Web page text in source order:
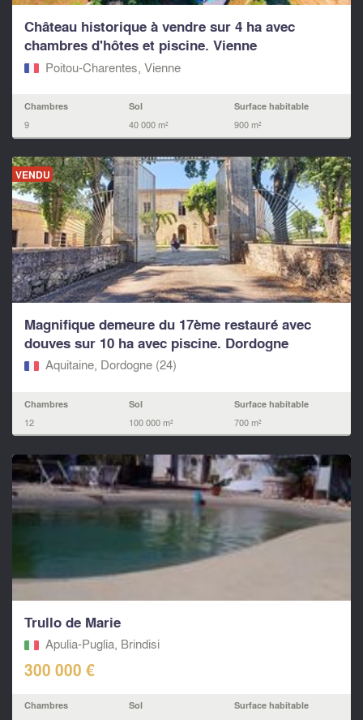
Château historique à vendre sur 4 ha avec
chambres d'hôtes et piscine. Vienne
Poitou-Charentes, Vienne
Chambres
9
Sol
40 000 m²
Surface habitable
900 m²
VENDU
Magnifique demeure du 17ème restauré avec
douves sur 10 ha avec piscine. Dordogne
Aquitaine, Dordogne (24)
Chambres
12
Sol
100 000 m²
Surface habitable
700 m²
Trullo de Marie
Apulia-Puglia, Brindisi
300 000 €
Chambres Sol Surface habitable